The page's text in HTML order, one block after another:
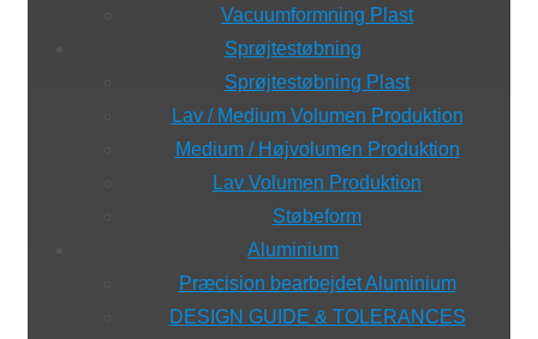
Vacuumformning Plast
Sprøjtestøbning
Sprøjtestøbning Plast
Lav / Medium Volumen Produktion
Medium / Højvolumen Produktion
Lav Volumen Produktion
Støbeform
Aluminium
Præcision bearbejdet Aluminium
DESIGN GUIDE & TOLERANCES